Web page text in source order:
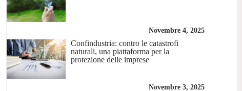
Novembre 4, 2025
Confindustria: contro le catastrofi
naturali, una piattaforma per la
protezione delle imprese
Novembre 3, 2025